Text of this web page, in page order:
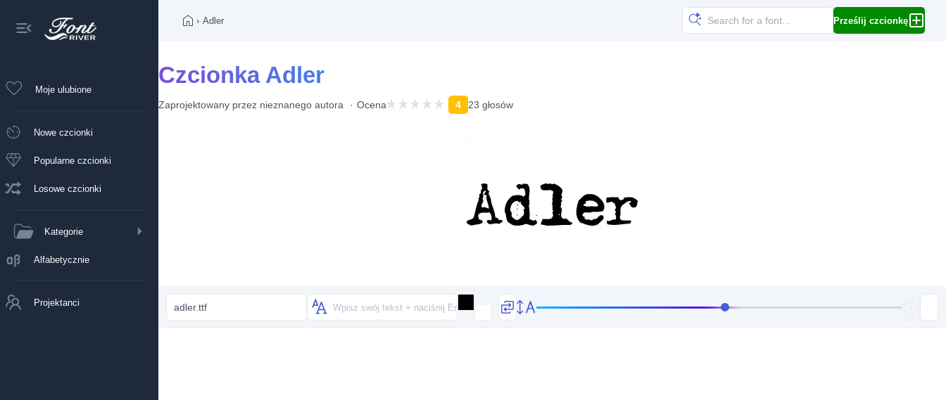
Moje ulubione
Nowe czcionki
Popularne czcionki
Losowe czcionki
Kategorie
Alfabetycznie
Projektanci
› Adler Prześlij czcionkę
Czcionka Adler
Zaprojektowany przez nieznanego autora Ocena 4 23 głosów
adler.ttf